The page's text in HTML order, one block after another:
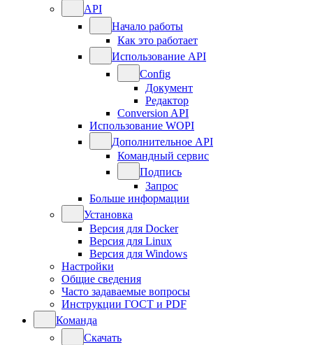
API
Начало работы
Как это работает
Использование API
Config
Документ
Редактор
Conversion API
Использование WOPI
Дополнительное API
Командный сервис
Подпись
Запрос
Больше информации
Установка
Версия для Docker
Версия для Linux
Версия для Windows
Настройки
Общие сведения
Часто задаваемые вопросы
Инструкции ГОСТ и PDF
Команда
Скачать